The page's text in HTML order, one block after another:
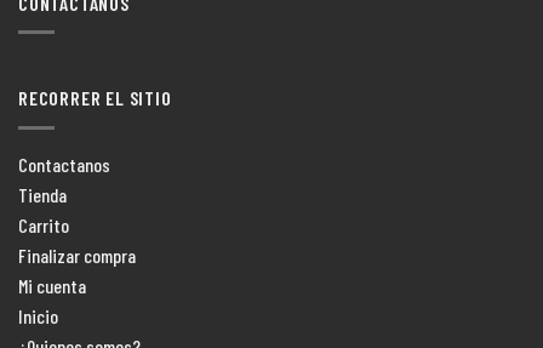
RECORRER EL SITIO
Contactanos
Tienda
Carrito
Finalizar compra
Mi cuenta
Inicio